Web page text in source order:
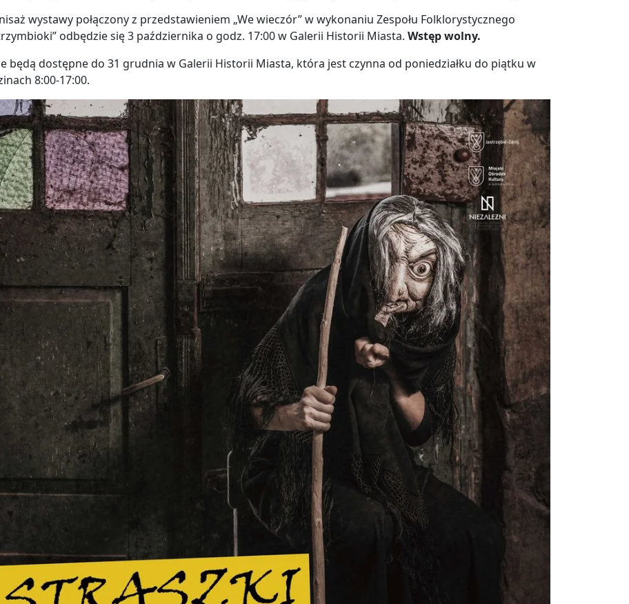
wystawy połączony z przedstawieniem „We wieczór” w wykonaniu Zespołu Folklorystycznego
odbędzie się 3 października o godz. 17:00 w Galerii Historii Miasta. Wstęp wolny.
będą dostępne do 31 grudnia w Galerii Historii Miasta, która jest czynna od poniedziałku do piątku w
8:00-17:00.